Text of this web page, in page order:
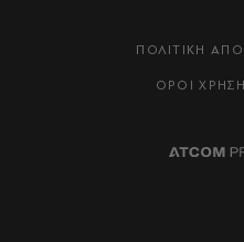
ΠΟΛΙΤΙΚΗ
ΟΡΟΙ